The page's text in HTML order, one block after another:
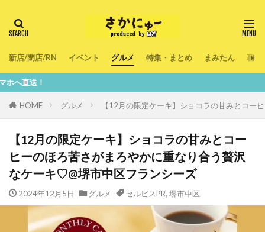
新店/閉店/RN イベント グルメ 特集・まとめ まみたん 暮ら
HOME グルメ 【12月の限定ケーキ】ショコラの甘みとコ
【12月の限定ケーキ】ショコラの甘みとコー
ヒーのほろ苦さがまろやかに重なり合う贅沢
なケーキ♡@堺市中区フランシーズ
2024年12月5日 グルメ セルビスPR, 堺市中区